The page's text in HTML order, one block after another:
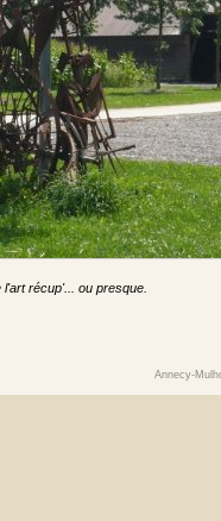
l'art récup'... ou presque.
Annecy-